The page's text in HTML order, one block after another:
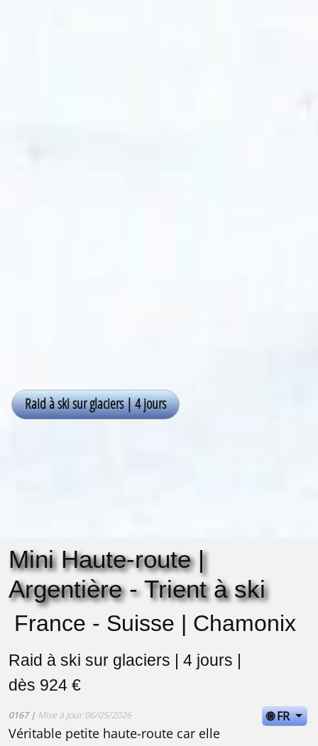
Mini Haute-route |
Argentière - Trient à ski
France - Suisse | Chamonix
Raid à ski sur glaciers | 4 jours |
dès 924 €
0167 | Mise à jour 06/05/2026 🌐 FR
Véritable petite haute-route car elle